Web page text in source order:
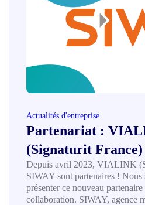
Actualités d'entreprise
Partenariat :
(Signaturit
Depuis avril 2023, VIALINK
SIWAY sont partenaires ! Nous
présenter ce nouveau
collaboration. SIWAY, agence